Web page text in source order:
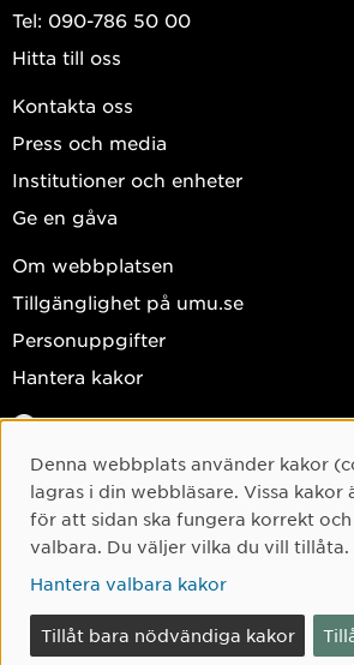
Tel: 090-786 50 00
Hitta till oss
Kontakta oss
Press och media
Institutioner och enheter
Ge en gåva
Om webbplatsen
Tillgänglighet på umu.se
Personuppgifter
Hantera kakor
Facebook
Instagram
TikTok
Youtube
Cookie-samtycke
Denna webbplats använder kakor
lagras i din webbläsare. Vissa kakor
för att sidan ska fungera korrekt
valbara. Du väljer vilka du vill tillåta.
Hantera valbara kakor
Tillåt bara nödvändiga kakor